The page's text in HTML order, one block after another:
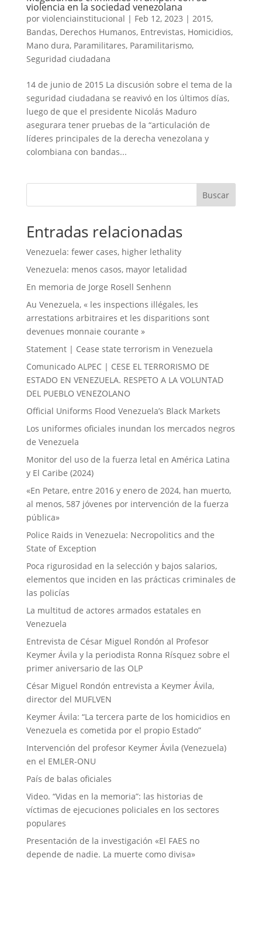
violencia en la sociedad venezolana
por violenciainstitucional | Feb 12, 2023 | 2015,
Bandas, Derechos Humanos, Entrevistas, Homicidios,
Mano dura, Paramilitares, Paramilitarismo,
Seguridad ciudadana
14 de junio de 2015 La discusión sobre el tema de la
seguridad ciudadana se reavivó en los últimos días,
luego de que el presidente Nicolás Maduro
asegurara tener pruebas de la “articulación de
líderes principales de la derecha venezolana y
colombiana con bandas...
Buscar
Entradas relacionadas
Venezuela: fewer cases, higher lethality
Venezuela: menos casos, mayor letalidad
En memoria de Jorge Rosell Senhenn
Au Venezuela, « les inspections illégales, les
arrestations arbitraires et les disparitions sont
devenues monnaie courante »
Statement | Cease state terrorism in Venezuela
Comunicado ALPEC | CESE EL TERRORISMO DE
ESTADO EN VENEZUELA. RESPETO A LA VOLUNTAD
DEL PUEBLO VENEZOLANO
Official Uniforms Flood Venezuela’s Black Markets
Los uniformes oficiales inundan los mercados negros
de Venezuela
Monitor del uso de la fuerza letal en América Latina
y El Caribe (2024)
«En Petare, entre 2016 y enero de 2024, han muerto,
al menos, 587 jóvenes por intervención de la fuerza
pública»
Police Raids in Venezuela: Necropolitics and the
State of Exception
Poca rigurosidad en la selección y bajos salarios,
elementos que inciden en las prácticas criminales de
las policías
La multitud de actores armados estatales en
Venezuela
Entrevista de César Miguel Rondón al Profesor
Keymer Ávila y la periodista Ronna Rísquez sobre el
primer aniversario de las OLP
César Miguel Rondón entrevista a Keymer Ávila,
director del MUFLVEN
Keymer Ávila: “La tercera parte de los homicidios en
Venezuela es cometida por el propio Estado”
Intervención del profesor Keymer Ávila (Venezuela)
en el EMLER-ONU
País de balas oficiales
Video. “Vidas en la memoria”: las historias de
víctimas de ejecuciones policiales en los sectores
populares
Presentación de la investigación «El FAES no
depende de nadie. La muerte como divisa»